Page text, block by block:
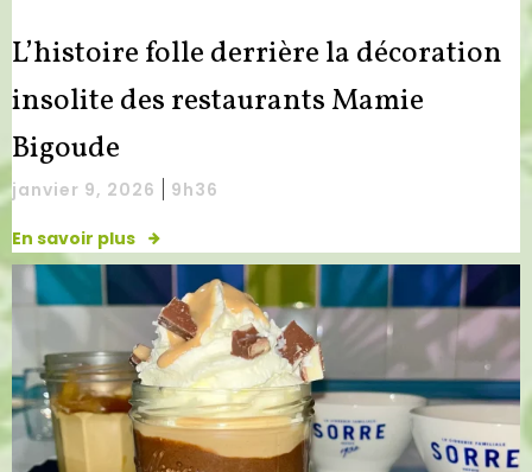
L’histoire folle derrière la décoration
insolite des restaurants Mamie
Bigoude
janvier 9, 2026 9h36
En savoir plus